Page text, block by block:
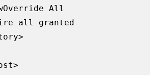
All
all granted